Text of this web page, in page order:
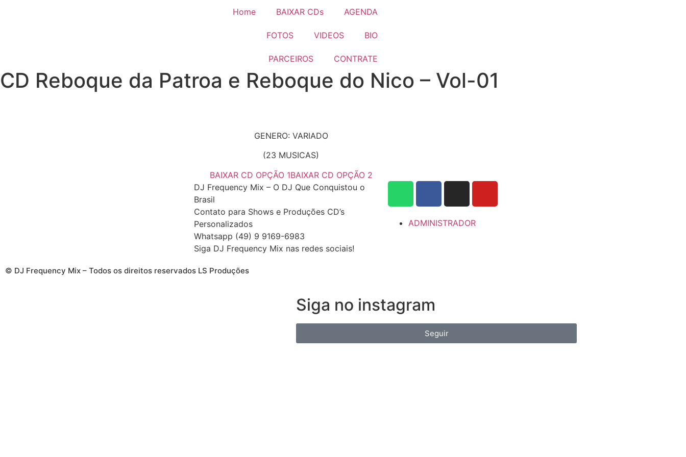
Home BAIXAR CDs AGENDA
FOTOS VIDEOS BIO
PARCEIROS CONTRATE
CD Reboque da Patroa e Reboque do Nico – Vol-01
GENERO: VARIADO
(23 MUSICAS)
BAIXAR CD OPÇÃO 1BAIXAR CD OPÇÃO 2
DJ Frequency Mix – O DJ Que Conquistou o
Brasil
Contato para Shows e Produções CD’s
Personalizados
Whatsapp (49) 9 9169-6983
Siga DJ Frequency Mix nas redes sociais!
ADMINISTRADOR
© DJ Frequency Mix – Todos os direitos reservados LS Produções
Siga no instagram
Seguir